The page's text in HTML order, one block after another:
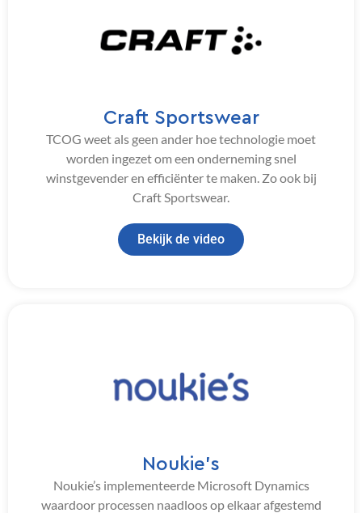
Craft Sportswear
TCOG weet als geen ander hoe technologie moet
worden ingezet om een onderneming snel
winstgevender en efficiënter te maken. Zo ook bij
Craft Sportswear.
Bekijk de video
Noukie’s
Noukie’s implementeerde Microsoft Dynamics
waardoor processen naadloos op elkaar afgestemd